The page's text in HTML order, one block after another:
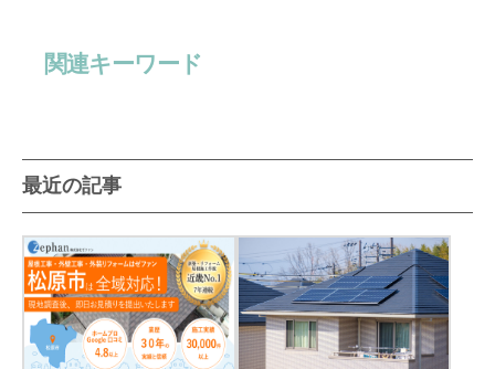
関連キーワード
最近の記事